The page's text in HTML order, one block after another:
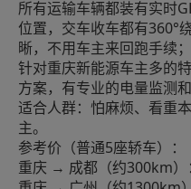
所有运输车辆都装有实时
位置，交车收车都有360°
晰，不用车主来回跑手续；
针对重庆新能源车主多的
方案，有专业的电量监测
适合人群：怕麻烦、看重
主。
参考价（普通5座轿车）：
重庆 → 成都（约300km）